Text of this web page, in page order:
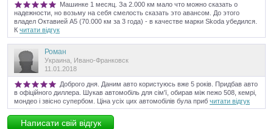
Машинке 1 месяц. За 2.000 км мало что можно сказать о
надежности, но возьму на себя смелость сказать это авансом. До этого
владел Октавией А5 (70.000 км за 3 года) - в качестве марки Skoda убедился.
К читати відгук
Роман
Украина, Ивано-Франковск
11.01.2018
Доброго дня. Даним авто користуюсь вже 5 років. Придбав авто
в офіційного диллера. Шукав автомобіль для сім'ї, обирав між пежо 508, кемрі,
мондео і звісно супербом. Ціна усіх цих автомобілів була приб читати відгук
Написати свій відгук